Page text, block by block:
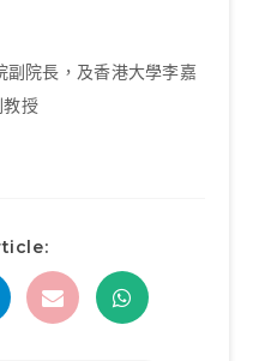
院長，及香港大學李嘉
授